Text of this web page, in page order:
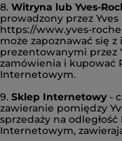
8. Witryna lub Yves-
prowadzony przez
https://www.yves-
może zapoznawać się
prezentowanymi przez
zamówienia i kupować
Internetowym.
9. Sklep Internetowy-
zawieranie pomiędzy
sprzedaży na
Internetowym,